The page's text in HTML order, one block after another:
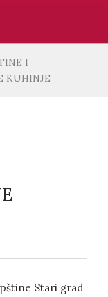
I
KUHINJE
Stari grad